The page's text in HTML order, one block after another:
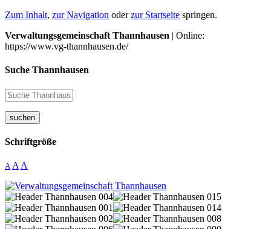
Zum Inhalt, zur Navigation oderzur Startseite springen.
Verwaltungsgemeinschaft Thannhausen | Online:
https://www.vg-thannhausen.de/
Suche Thannhausen
suchen
Schriftgröße
A A A